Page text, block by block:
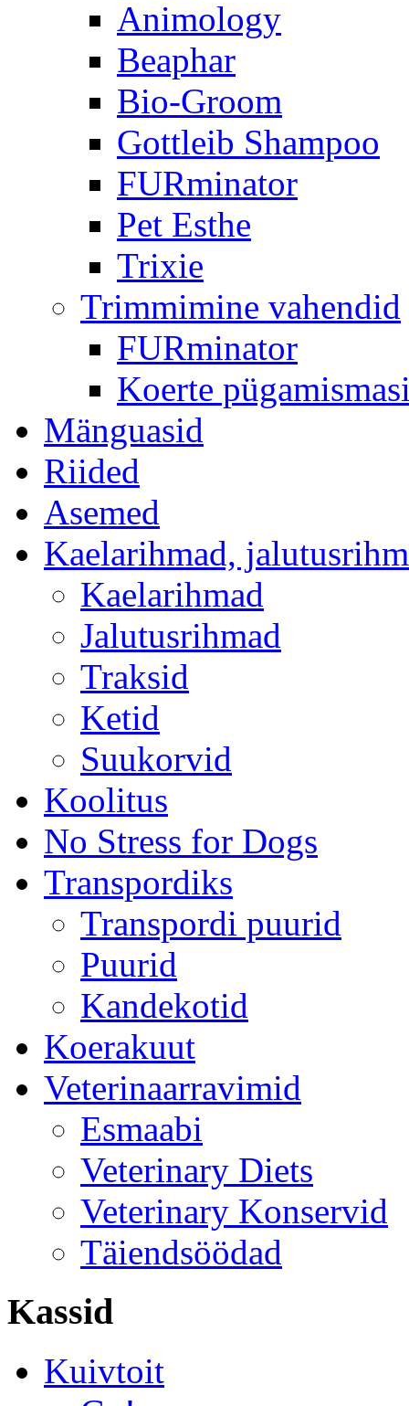
Animology
Beaphar
Bio-Groom
Gottleib Shampoo
FURminator
Pet Esthe
Trixie
Trimmimine vahendid
FURminator
Koerte
Mänguasid
Riided
Asemed
Kaelarihmad,
Kaelarihmad
Jalutusrihmad
Traksid
Ketid
Suukorvid
Koolitus
No Stress for Dogs
Transpordiks
Transpordi puurid
Puurid
Kandekotid
Koerakuut
Veterinaarravimid
Esmaabi
Veterinary Diets
Veterinary Konservid
Täiendsöödad
Kassid
Kuivtoit